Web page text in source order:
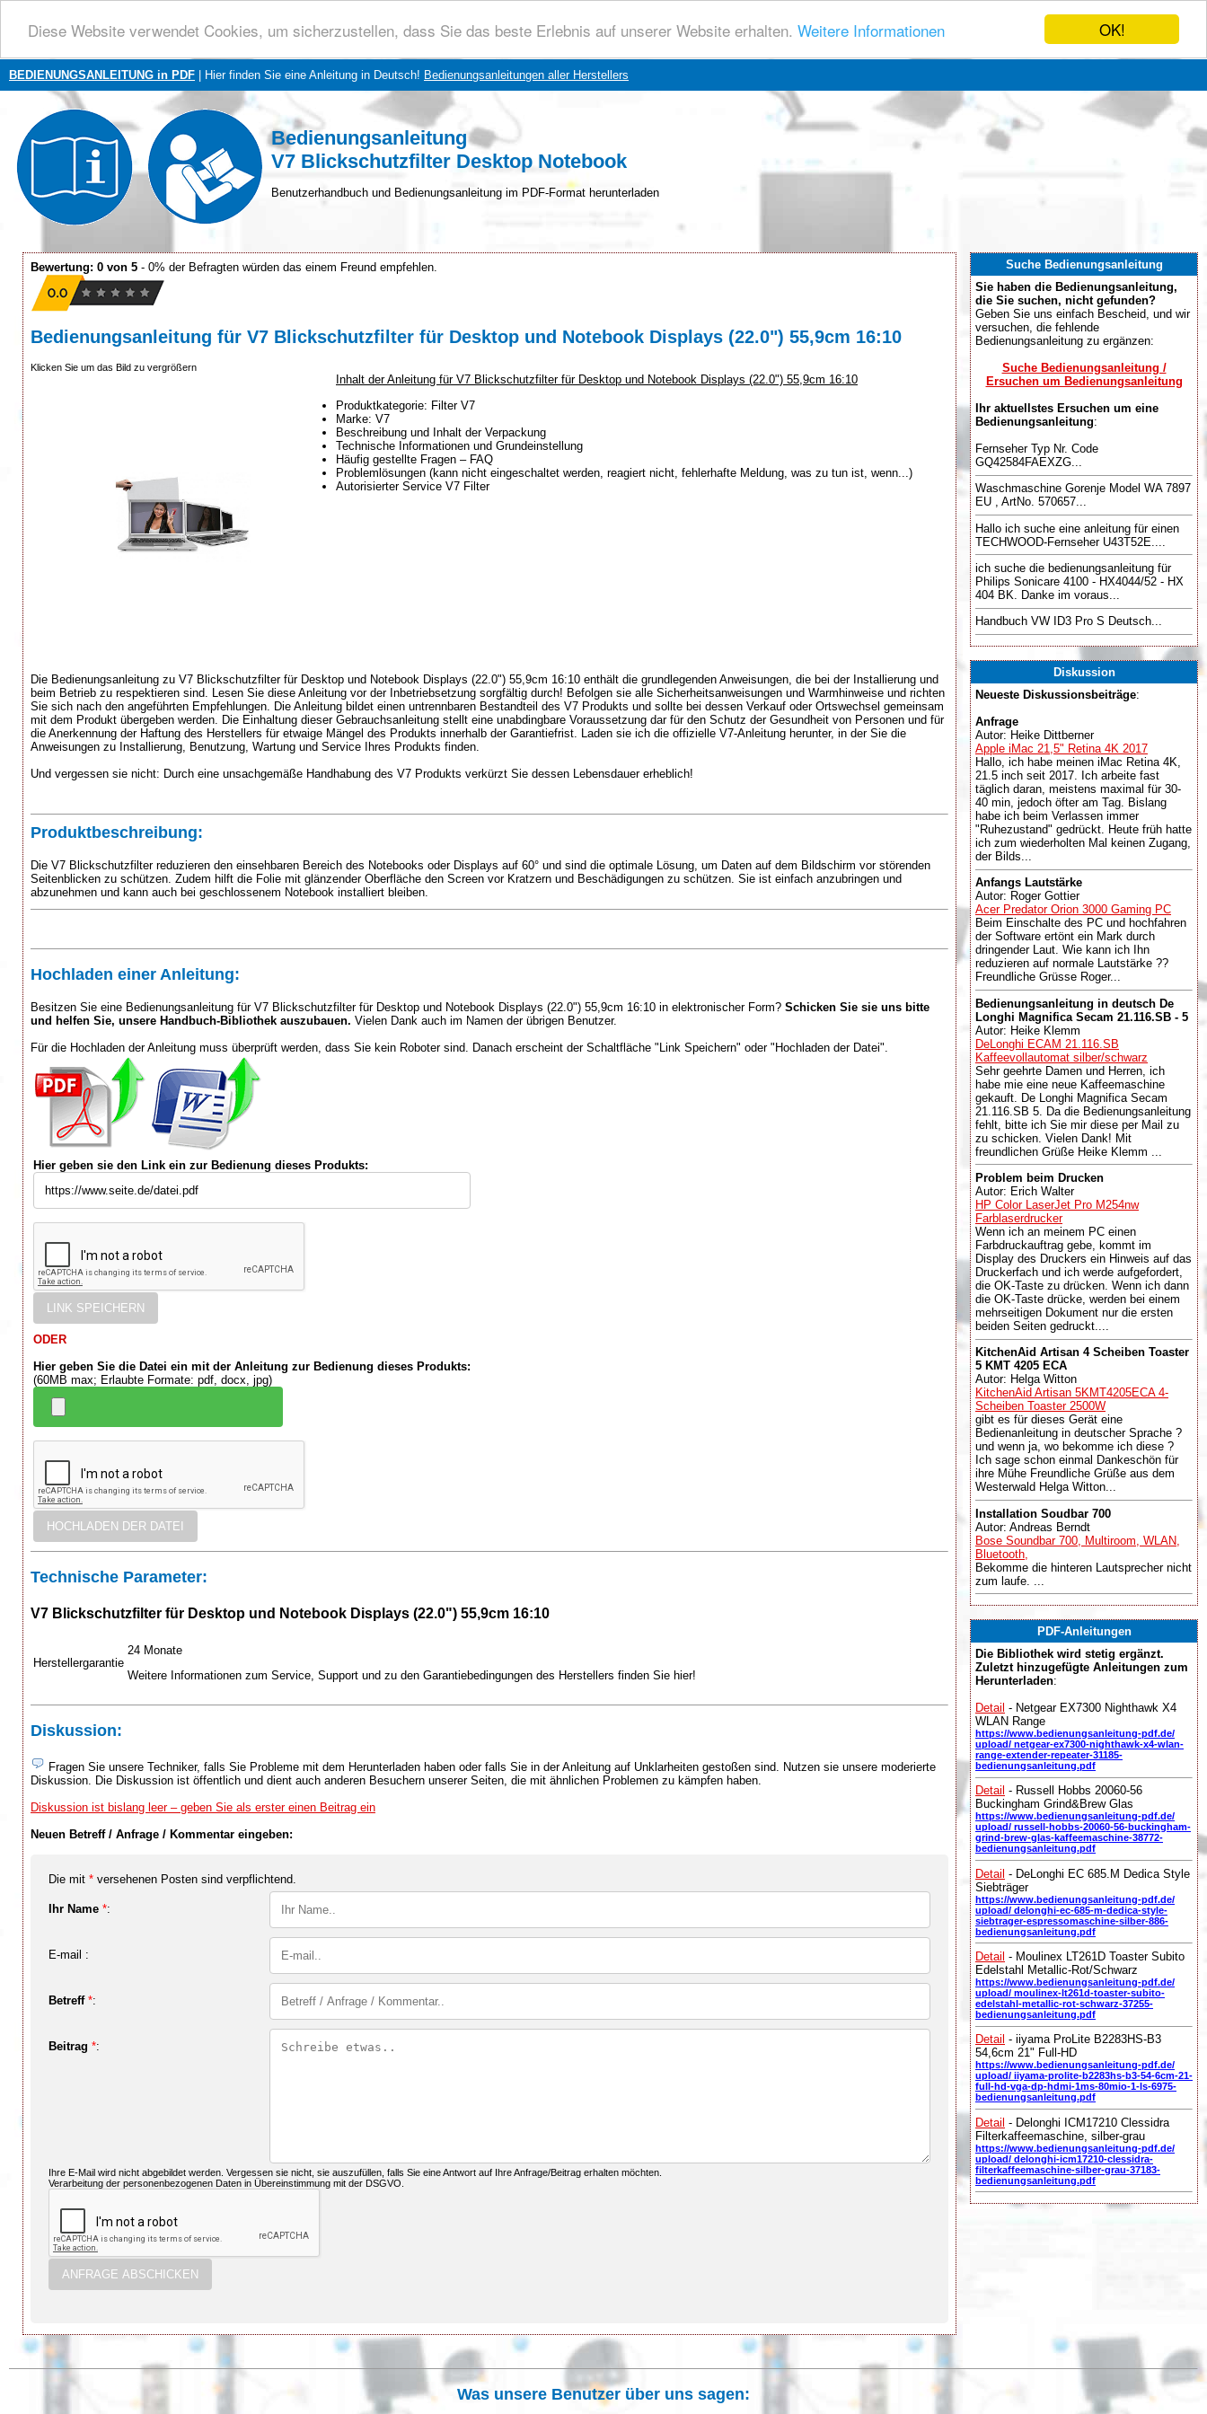
OK!
Diese Website verwendet Cookies, um sicherzustellen, dass Sie das beste Erlebnis auf unserer Website erhalten. Weitere Informationen
BEDIENUNGSANLEITUNG in PDF | Hier finden Sie eine Anleitung in Deutsch! Bedienungsanleitungen aller Herstellers
Bedienungsanleitung
V7 Blickschutzfilter Desktop Notebook
Benutzerhandbuch und Bedienungsanleitung im PDF-Format herunterladen
Bewertung: 0 von 5 - 0% der Befragten würden das einem Freund empfehlen.
Bedienungsanleitung für V7 Blickschutzfilter für Desktop und Notebook Displays (22.0") 55,9cm 16:10
Klicken Sie um das Bild zu vergrößern
Inhalt der Anleitung für V7 Blickschutzfilter für Desktop und Notebook Displays (22.0") 55,9cm 16:10
Produktkategorie: Filter V7
Marke: V7
Beschreibung und Inhalt der Verpackung
Technische Informationen und Grundeinstellung
Häufig gestellte Fragen – FAQ
Problemlösungen (kann nicht eingeschaltet werden, reagiert nicht, fehlerhafte Meldung, was zu tun ist, wenn...)
Autorisierter Service V7 Filter
Die Bedienungsanleitung zu V7 Blickschutzfilter für Desktop und Notebook Displays (22.0") 55,9cm 16:10 enthält die grundlegenden Anweisungen, die bei der Installierung und
beim Betrieb zu respektieren sind. Lesen Sie diese Anleitung vor der Inbetriebsetzung sorgfältig durch! Befolgen sie alle Sicherheitsanweisungen und Warmhinweise und richten
Sie sich nach den angeführten Empfehlungen. Die Anleitung bildet einen untrennbaren Bestandteil des V7 Produkts und sollte bei dessen Verkauf oder Ortswechsel gemeinsam
mit dem Produkt übergeben werden. Die Einhaltung dieser Gebrauchsanleitung stellt eine unabdingbare Voraussetzung dar für den Schutz der Gesundheit von Personen und für
die Anerkennung der Haftung des Herstellers für etwaige Mängel des Produkts innerhalb der Garantiefrist. Laden sie ich die offizielle V7-Anleitung herunter, in der Sie die
Anweisungen zu Installierung, Benutzung, Wartung und Service Ihres Produkts finden.
Und vergessen sie nicht: Durch eine unsachgemäße Handhabung des V7 Produkts verkürzt Sie dessen Lebensdauer erheblich!
Produktbeschreibung:
Die V7 Blickschutzfilter reduzieren den einsehbaren Bereich des Notebooks oder Displays auf 60° und sind die optimale Lösung, um Daten auf dem Bildschirm vor störenden
Seitenblicken zu schützen. Zudem hilft die Folie mit glänzender Oberfläche den Screen vor Kratzern und Beschädigungen zu schützen. Sie ist einfach anzubringen und
abzunehmen und kann auch bei geschlossenem Notebook installiert bleiben.
Hochladen einer Anleitung:
Besitzen Sie eine Bedienungsanleitung für V7 Blickschutzfilter für Desktop und Notebook Displays (22.0") 55,9cm 16:10 in elektronischer Form? Schicken Sie sie uns bitte
und helfen Sie, unsere Handbuch-Bibliothek auszubauen. Vielen Dank auch im Namen der übrigen Benutzer.
Für die Hochladen der Anleitung muss überprüft werden, dass Sie kein Roboter sind. Danach erscheint der Schaltfläche "Link Speichern" oder "Hochladen der Datei".
Hier geben sie den Link ein zur Bedienung dieses Produkts:
ODER
Hier geben Sie die Datei ein mit der Anleitung zur Bedienung dieses Produkts:
(60MB max; Erlaubte Formate: pdf, docx, jpg)
Technische Parameter:
V7 Blickschutzfilter für Desktop und Notebook Displays (22.0") 55,9cm 16:10
Herstellergarantie
24 Monate
Weitere Informationen zum Service, Support und zu den Garantiebedingungen des Herstellers finden Sie hier!
Diskussion:
Fragen Sie unsere Techniker, falls Sie Probleme mit dem Herunterladen haben oder falls Sie in der Anleitung auf Unklarheiten gestoßen sind. Nutzen sie unsere moderierte
Diskussion. Die Diskussion ist öffentlich und dient auch anderen Besuchern unserer Seiten, die mit ähnlichen Problemen zu kämpfen haben.
Diskussion ist bislang leer – geben Sie als erster einen Beitrag ein
Neuen Betreff / Anfrage / Kommentar eingeben:
Die mit * versehenen Posten sind verpflichtend.
Ihr Name *:
E-mail :
Betreff *:
Beitrag *:
Ihre E-Mail wird nicht abgebildet werden. Vergessen sie nicht, sie auszufüllen, falls Sie eine Antwort auf Ihre Anfrage/Beitrag erhalten möchten.
Verarbeitung der personenbezogenen Daten in Übereinstimmung mit der DSGVO.
Suche Bedienungsanleitung
Sie haben die Bedienungsanleitung,
die Sie suchen, nicht gefunden?
Geben Sie uns einfach Bescheid, und wir
versuchen, die fehlende
Bedienungsanleitung zu ergänzen:
Suche Bedienungsanleitung /
Ersuchen um Bedienungsanleitung
Ihr aktuellstes Ersuchen um eine
Bedienungsanleitung:
Fernseher Typ Nr. Code
GQ42584FAEXZG...
Waschmaschine Gorenje Model WA 7897
EU , ArtNo. 570657...
Hallo ich suche eine anleitung für einen
TECHWOOD-Fernseher U43T52E....
ich suche die bedienungsanleitung für
Philips Sonicare 4100 - HX4044/52 - HX
404 BK. Danke im voraus...
Handbuch VW ID3 Pro S Deutsch...
Diskussion
Neueste Diskussionsbeiträge:
Anfrage
Autor: Heike Dittberner
Apple iMac 21,5" Retina 4K 2017
Hallo, ich habe meinen iMac Retina 4K,
21.5 inch seit 2017. Ich arbeite fast
täglich daran, meistens maximal für 30-
40 min, jedoch öfter am Tag. Bislang
habe ich beim Verlassen immer
"Ruhezustand" gedrückt. Heute früh hatte
ich zum wiederholten Mal keinen Zugang,
der Bilds...
Anfangs Lautstärke
Autor: Roger Gottier
Acer Predator Orion 3000 Gaming PC
Beim Einschalte des PC und hochfahren
der Software ertönt ein Mark durch
dringender Laut. Wie kann ich Ihn
reduzieren auf normale Lautstärke ??
Freundliche Grüsse Roger...
Bedienungsanleitung in deutsch De
Longhi Magnifica Secam 21.116.SB - 5
Autor: Heike Klemm
DeLonghi ECAM 21.116.SB
Kaffeevollautomat silber/schwarz
Sehr geehrte Damen und Herren, ich
habe mie eine neue Kaffeemaschine
gekauft. De Longhi Magnifica Secam
21.116.SB 5. Da die Bedienungsanleitung
fehlt, bitte ich Sie mir diese per Mail zu
zu schicken. Vielen Dank! Mit
freundlichen Grüße Heike Klemm ...
Problem beim Drucken
Autor: Erich Walter
HP Color LaserJet Pro M254nw
Farblaserdrucker
Wenn ich an meinem PC einen
Farbdruckauftrag gebe, kommt im
Display des Druckers ein Hinweis auf das
Druckerfach und ich werde aufgefordert,
die OK-Taste zu drücken. Wenn ich dann
die OK-Taste drücke, werden bei einem
mehrseitigen Dokument nur die ersten
beiden Seiten gedruckt....
KitchenAid Artisan 4 Scheiben Toaster
5 KMT 4205 ECA
Autor: Helga Witton
KitchenAid Artisan 5KMT4205ECA 4-
Scheiben Toaster 2500W
gibt es für dieses Gerät eine
Bedienanleitung in deutscher Sprache ?
und wenn ja, wo bekomme ich diese ?
Ich sage schon einmal Dankeschön für
ihre Mühe Freundliche Grüße aus dem
Westerwald Helga Witton...
Installation Soudbar 700
Autor: Andreas Berndt
Bose Soundbar 700, Multiroom, WLAN,
Bluetooth,
Bekomme die hinteren Lautsprecher nicht
zum laufe. ...
PDF-Anleitungen
Die Bibliothek wird stetig ergänzt.
Zuletzt hinzugefügte Anleitungen zum
Herunterladen:
Detail - Netgear EX7300 Nighthawk X4
WLAN Range
https://www.bedienungsanleitung-pdf.de/
upload/ netgear-ex7300-nighthawk-x4-wlan-
range-extender-repeater-31185-
bedienungsanleitung.pdf
Detail - Russell Hobbs 20060-56
Buckingham Grind&Brew Glas
https://www.bedienungsanleitung-pdf.de/
upload/ russell-hobbs-20060-56-buckingham-
grind-brew-glas-kaffeemaschine-38772-
bedienungsanleitung.pdf
Detail - DeLonghi EC 685.M Dedica Style
Siebträger
https://www.bedienungsanleitung-pdf.de/
upload/ delonghi-ec-685-m-dedica-style-
siebtrager-espressomaschine-silber-886-
bedienungsanleitung.pdf
Detail - Moulinex LT261D Toaster Subito
Edelstahl Metallic-Rot/Schwarz
https://www.bedienungsanleitung-pdf.de/
upload/ moulinex-lt261d-toaster-subito-
edelstahl-metallic-rot-schwarz-37255-
bedienungsanleitung.pdf
Detail - iiyama ProLite B2283HS-B3
54,6cm 21" Full-HD
https://www.bedienungsanleitung-pdf.de/
upload/ iiyama-prolite-b2283hs-b3-54-6cm-21-
full-hd-vga-dp-hdmi-1ms-80mio-1-ls-6975-
bedienungsanleitung.pdf
Detail - Delonghi ICM17210 Clessidra
Filterkaffeemaschine, silber-grau
https://www.bedienungsanleitung-pdf.de/
upload/ delonghi-icm17210-clessidra-
filterkaffeemaschine-silber-grau-37183-
bedienungsanleitung.pdf
Was unsere Benutzer über uns sagen: